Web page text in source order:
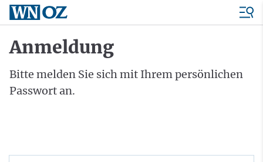
Anmeldung
Bitte melden Sie sich mit Ihrem persönlichen
Passwort an.